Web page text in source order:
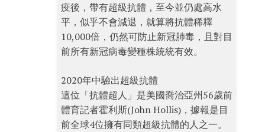
疫後，帶有超級抗體，至今並仍處高水
平，似乎不會減退，就算將抗體稀釋
10,000倍，仍然可防止新冠肺毒，且對目
前所有新冠病毒變種株統統有效。
2020年中驗出超級抗體
這位「抗體超人」是美國喬治亞州56歲前
體育記者霍利斯(John Hollis)，據報是目
前全球4位擁有同類超級抗體的人之一。